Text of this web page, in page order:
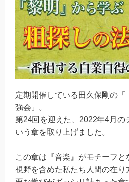
定期開催している田久保剛の「
強会」。
第24回を迎えた、2022年4月の
いう章を取り上げました。
この章は『音楽』がモチーフと
視野を含めた私たち人間の在り